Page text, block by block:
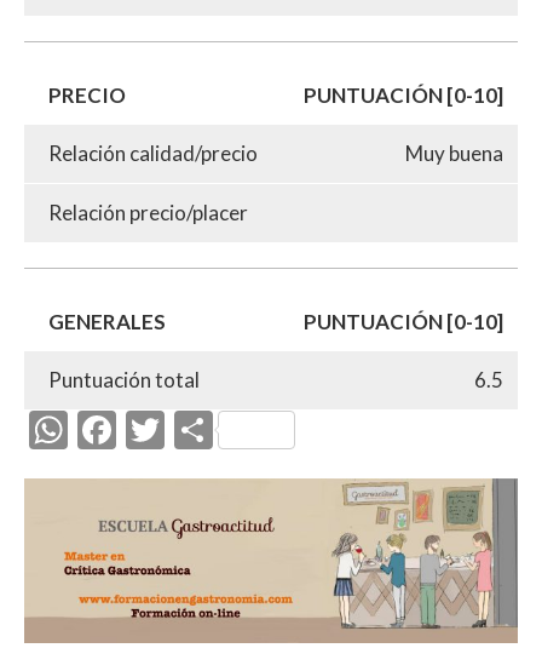
PRECIO PUNTUACIÓN [0-10]
Relación calidad/precio Muy buena
Relación precio/placer
GENERALES PUNTUACIÓN [0-10]
Puntuación total 6.5
W
h
at
s
A
p
F
ac
e
b
o
o
T
w
itt
er
C
o
p
ar
ti